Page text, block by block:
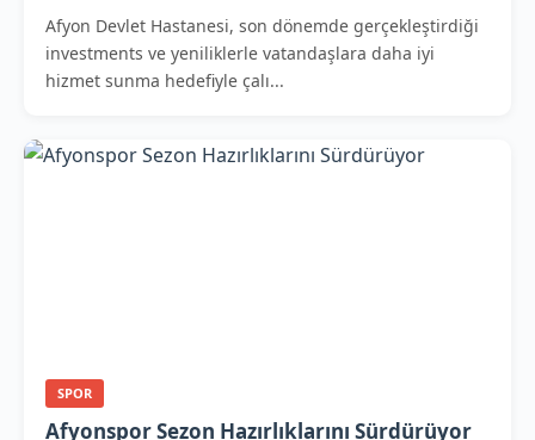
Afyon Devlet Hastanesi, son dönemde gerçekleştirdiği
investments ve yeniliklerle vatandaşlara daha iyi
hizmet sunma hedefiyle çalı...
SPOR
Afyonspor Sezon Hazırlıklarını Sürdürüyor